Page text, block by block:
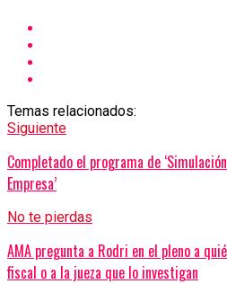
Temas relacionados:
Siguiente
Completado el programa de
Empresa’
No te pierdas
AMA pregunta a Rodri en el pleno a
fiscal o a la jueza que lo investigan